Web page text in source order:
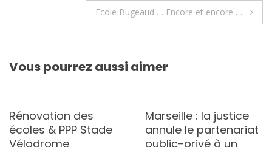
Ecole Bugeaud … Encore et encore ….
Vous pourrez aussi aimer
Rénovation des
écoles & PPP Stade
Vélodrome
Marseille : la justice
annule le partenariat
public-privé à un